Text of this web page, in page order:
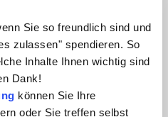
Sie so freundlich sind und
zulassen" spendieren. So
Inhalte Ihnen wichtig sind
Dank!
können Sie Ihre
oder Sie treffen selbst